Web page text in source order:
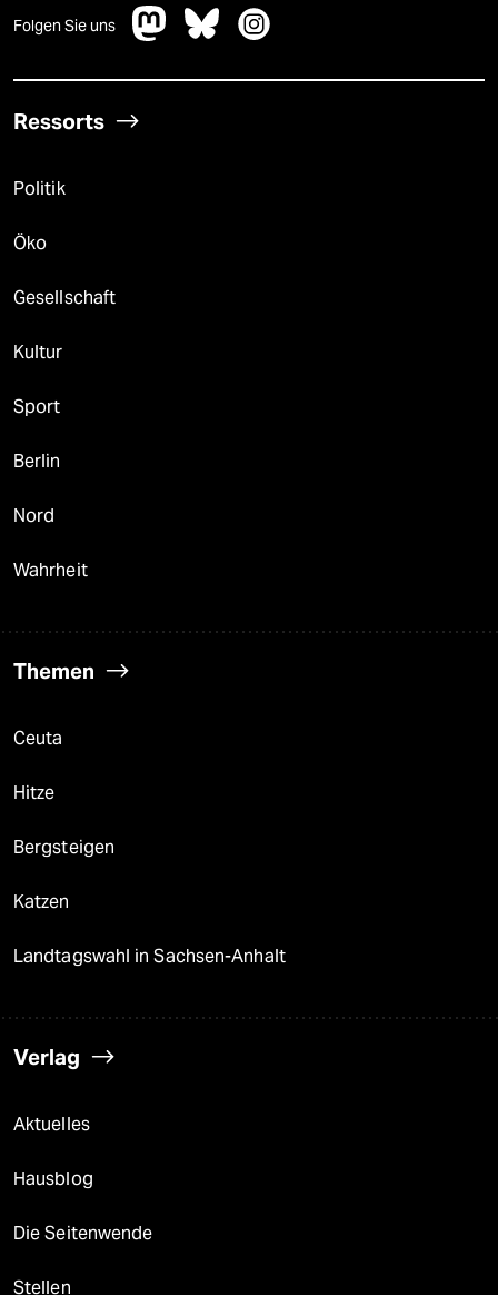
Folgen Sie uns
Ressorts
Politik
Öko
Gesellschaft
Kultur
Sport
Berlin
Nord
Wahrheit
Themen
Ceuta
Hitze
Bergsteigen
Katzen
Landtagswahl in Sachsen-Anhalt
Verlag
Aktuelles
Hausblog
Die Seitenwende
Stellen